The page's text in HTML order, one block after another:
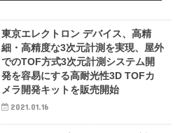
東京エレクトロン デバイス、高精
細・高精度な3次元計測を実現、屋外
でのTOF方式3次元計測システム開
発を容易にする高耐光性3D TOFカ
メラ開発キットを販売開始
2021.01.16